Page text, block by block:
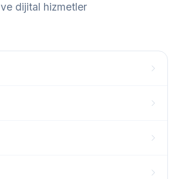
ve dijital hizmetler